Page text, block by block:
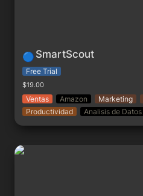
🔵 SmartScout
Free Trial
$19.00
Ventas Amazon Marketing
Productividad
Analisis de Datos
Valideo